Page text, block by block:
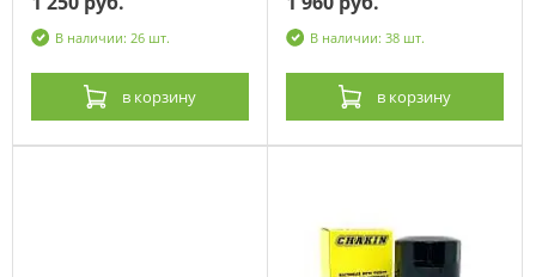
В наличии: 26 шт.
в корзину
В наличии: 38 шт.
в корзину